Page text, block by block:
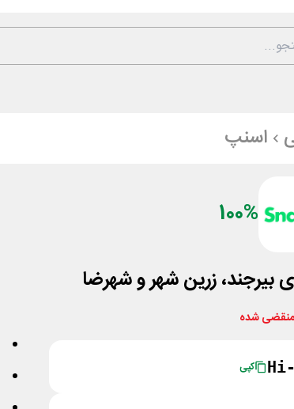
اسنپ
100%
بیرجند، زرین شهر و شهرضا
منقضی شده
کپی